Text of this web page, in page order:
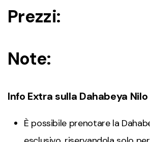
Prezzi:
Note:
Info Extra sulla Dahabeya
È possibile prenotare la